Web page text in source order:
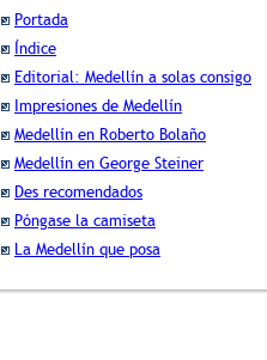
Portada
Índice
Editorial: Medellín a solas consigo
Impresiones de Medellín
Medellín en Roberto Bolaño
Medellín en George Steiner
Des recomendados
Póngase la camiseta
La Medellín que posa